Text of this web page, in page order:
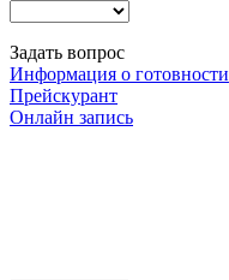
Задать вопрос
Информация о готовности
Прейскурант
Онлайн запись